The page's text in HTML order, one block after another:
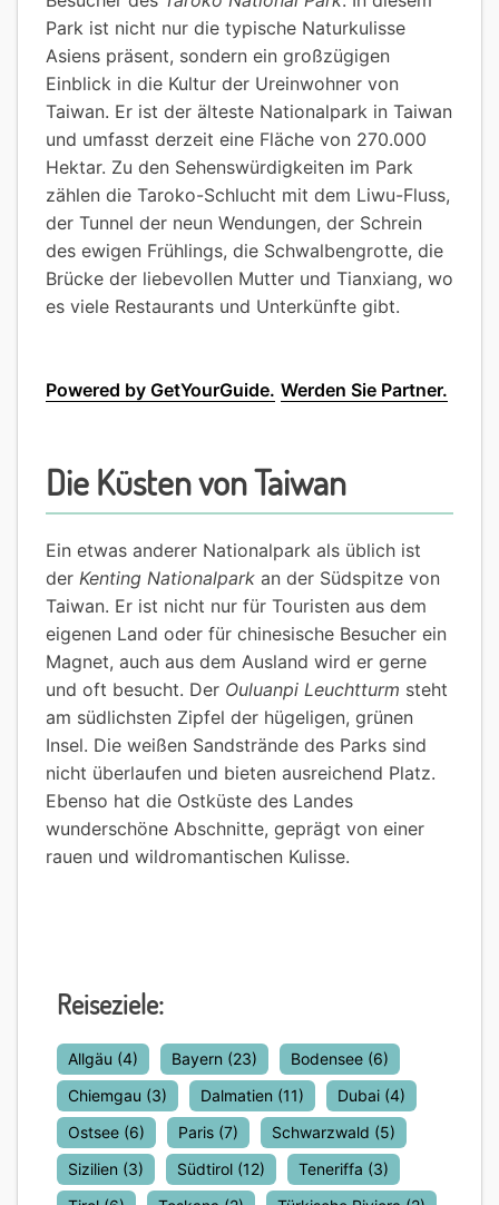
Park ist nicht nur die typische Naturkulisse
Asiens präsent, sondern ein großzügigen
Einblick in die Kultur der Ureinwohner von
Taiwan. Er ist der älteste Nationalpark in Taiwan
und umfasst derzeit eine Fläche von 270.000
Hektar. Zu den Sehenswürdigkeiten im Park
zählen die Taroko-Schlucht mit dem Liwu-Fluss,
der Tunnel der neun Wendungen, der Schrein
des ewigen Frühlings, die Schwalbengrotte, die
Brücke der liebevollen Mutter und Tianxiang, wo
es viele Restaurants und Unterkünfte gibt.
Powered by GetYourGuide. Werden Sie Partner.
Die Küsten von Taiwan
Ein etwas anderer Nationalpark als üblich ist
der Kenting Nationalpark an der Südspitze von
Taiwan. Er ist nicht nur für Touristen aus dem
eigenen Land oder für chinesische Besucher ein
Magnet, auch aus dem Ausland wird er gerne
und oft besucht. Der Ouluanpi Leuchtturm steht
am südlichsten Zipfel der hügeligen, grünen
Insel. Die weißen Sandstrände des Parks sind
nicht überlaufen und bieten ausreichend Platz.
Ebenso hat die Ostküste des Landes
wunderschöne Abschnitte, geprägt von einer
rauen und wildromantischen Kulisse.
Reiseziele:
Allgäu (4) Bayern (23) Bodensee (6)
Chiemgau (3) Dalmatien (11) Dubai (4)
Ostsee (6) Paris (7) Schwarzwald (5)
Sizilien (3) Südtirol (12) Teneriffa (3)